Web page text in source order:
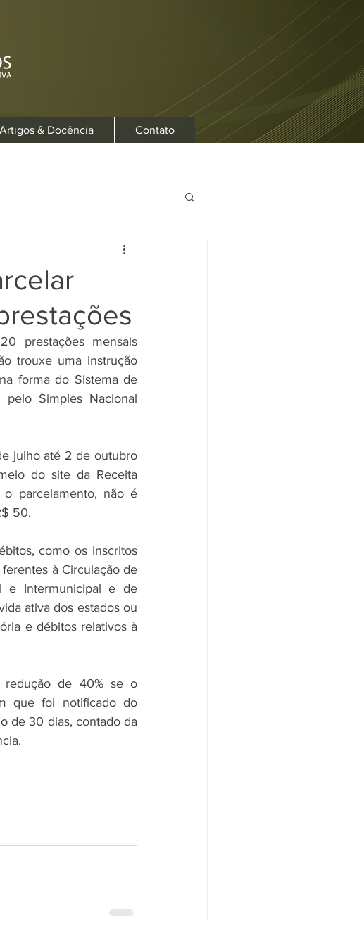
Artigos & Docência Contato
prestações mensais
trouxe uma instrução
forma do Sistema de
pelo Simples Nacional
julho até 2 de outubro
do site da Receita
parcelamento, não é
50.
como os inscritos
à Circulação de
e Intermunicipal e de
ativa dos estados ou
e débitos relativos à
redução de 40% se o
que foi notificado do
de 30 dias, contado da